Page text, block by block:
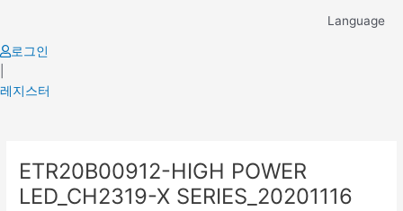
content
Language
로그인
레지스터
ETR20B00912-HIGH POWER
LED_CH2319-X SERIES_20201116
navigation